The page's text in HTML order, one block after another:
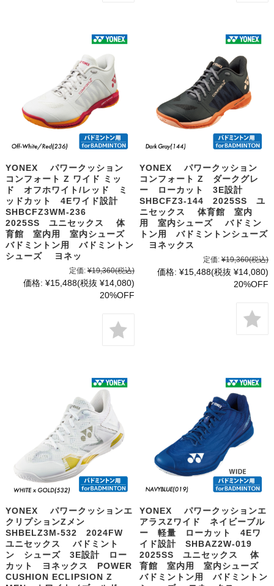
YONEX パワークッション
コンフォート Z ワイド ミッ
ド オフホワイト/レッド ミ
ッドカット 4Eワイド設計
SHBCFZ3WM-236
2025SS ユニセックス 体
育館 室内用 室内シューズ
バドミントン用 バドミントン
シューズ ヨネッ
定価: ¥19,360(税込)
価格: ¥15,488(税抜 ¥14,080)
20%OFF
YONEX パワークッション
コンフォート Z ダークグレ
ー ローカット 3E設計
SHBCFZ3-144 2025SS ユ
ニセックス 体育館 室内
用 室内シューズ バドミン
トン用 バドミントンシューズ
ヨネックス
定価: ¥19,360(税込)
価格: ¥15,488(税抜 ¥14,080)
20%OFF
YONEX パワークッションエ
クリプションZメン
SHBELZ3M-532 2024FW
ユニセックス バドミント
ン シューズ 3E設計 ロー
カット ヨネックス POWER
CUSHION ECLIPSION Z
YONEX パワークッションエ
アラスZワイド ネイビーブル
ー 軽量 ローカット 4Eワ
イド設計 SHBAZ2W-019
2025SS ユニセックス 体
育館 室内用 室内シューズ
バドミントン用 バドミントン